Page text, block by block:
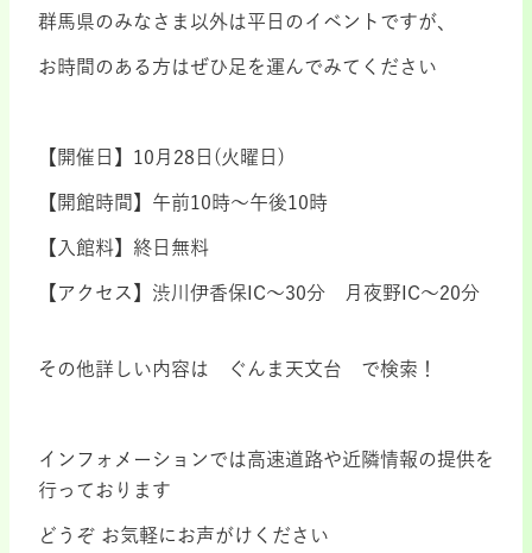
群馬県のみなさま以外は平日のイベントですが、
お時間のある方はぜひ足を運んでみてください
【開催日】10月28日(火曜日)
【開館時間】午前10時～午後10時
【入館料】終日無料
【アクセス】渋川伊香保IC～30分 月夜野IC～20分
その他詳しい内容は ぐんま天文台 で検索！
インフォメーションでは高速道路や近隣情報の提供を
行っております
どうぞ お気軽にお声がけください